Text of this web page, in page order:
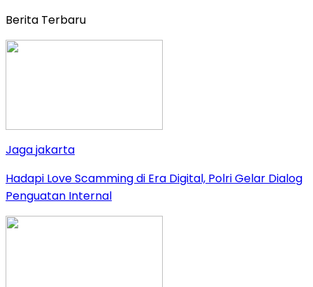
Berita Terbaru
Jaga jakarta
Hadapi Love Scamming di Era Digital, Polri Gelar Dialog
Penguatan Internal